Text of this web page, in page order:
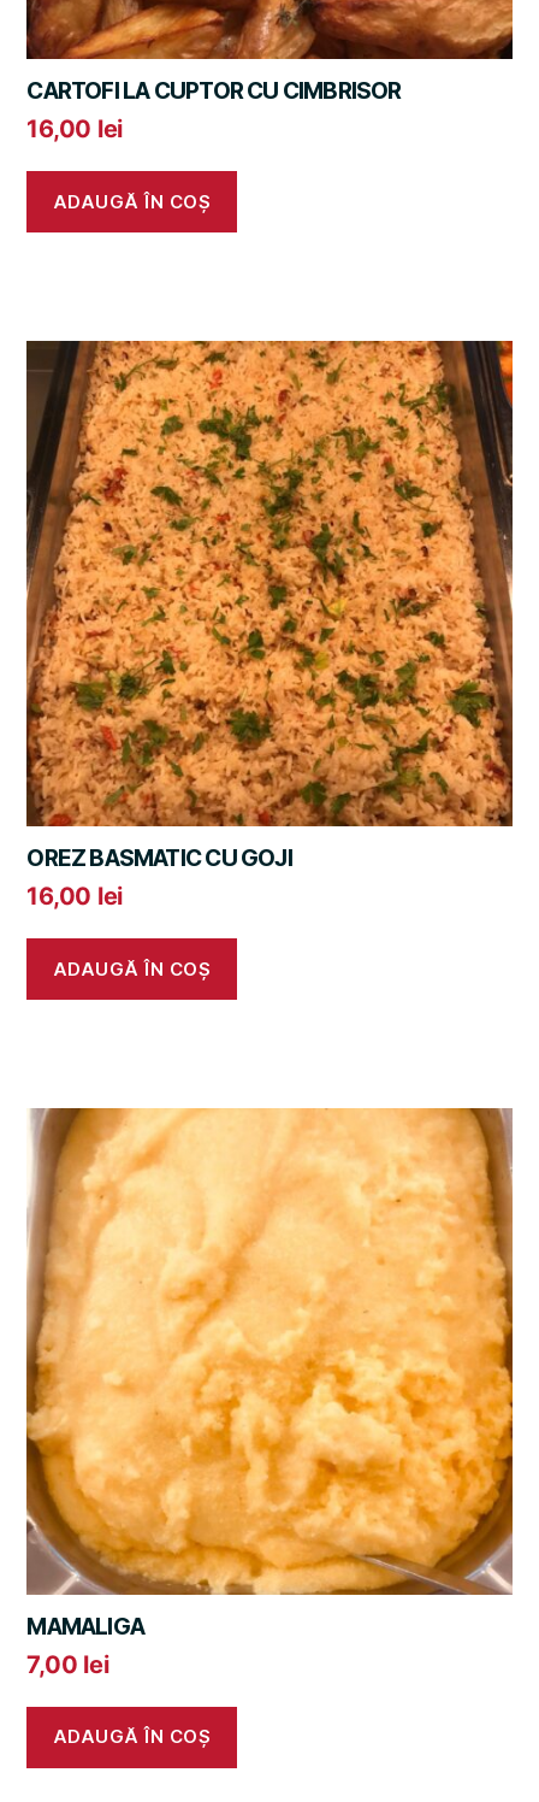
CARTOFI LA CUPTOR CU CIMBRISOR
16,00 lei
ADAUGĂ ÎN COȘ
OREZ BASMATIC CU GOJI
16,00 lei
ADAUGĂ ÎN COȘ
MAMALIGA
7,00 lei
ADAUGĂ ÎN COȘ